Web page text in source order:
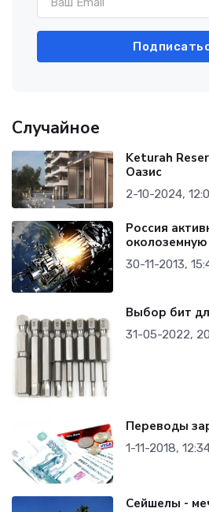
Случайное
Keturah
Оазис
2-10-2024,
Россия
околоземную
30-11-2013,
Выбор бит
31-05-2022,
Переводы
1-11-2018,
Сейшелы -